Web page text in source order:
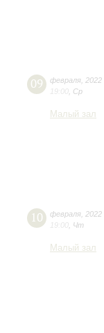
09 февраля 2022
19:00 Ср
Малый зал
10 февраля 2022
19:00 Чт
Малый зал